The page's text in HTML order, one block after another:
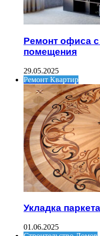
Ремонт офиса
помещения
29.05.2025
Ремонт Квартир
Укладка
01.06.2025